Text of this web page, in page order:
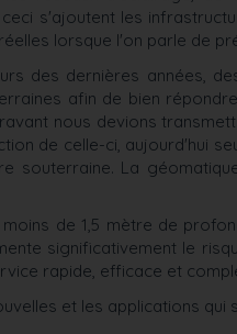
s'ajoutent les
lorsque l'on parle de
des dernières années,
afin de bien
nous devions
de celle-ci, aujourd'hui
souterraine. La
de 1,5 mètre de
significativement le
rapide, efficace et
et les applications qui